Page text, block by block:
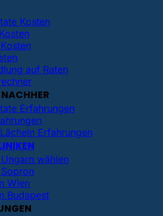
Kosten
auf Raten
Erfahrungen
Erfahrungen
wählen
Wien
Budapest